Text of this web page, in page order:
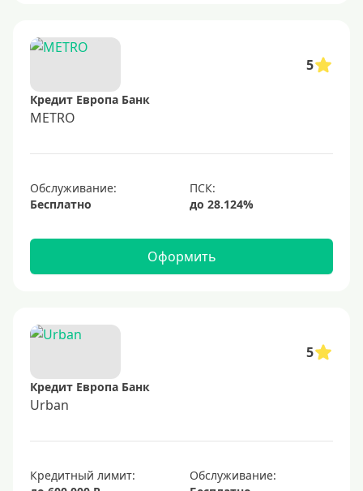
500000 руб
600000 руб
700000 руб
С большим лимитом
Безлимитные
UnionPay
Мир
Золотые
5
Кредит Европа Банк
METRO
Обслуживание:
Бесплатно
Оформить
5
Кредит Европа Банк
Urban
Кредитный лимит:
Обслуживание: